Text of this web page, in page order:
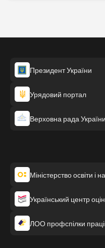
Президент України
Урядовий портал
Верховна рада України
Міністерство освіти і
Український центр
ЛОО профспілки